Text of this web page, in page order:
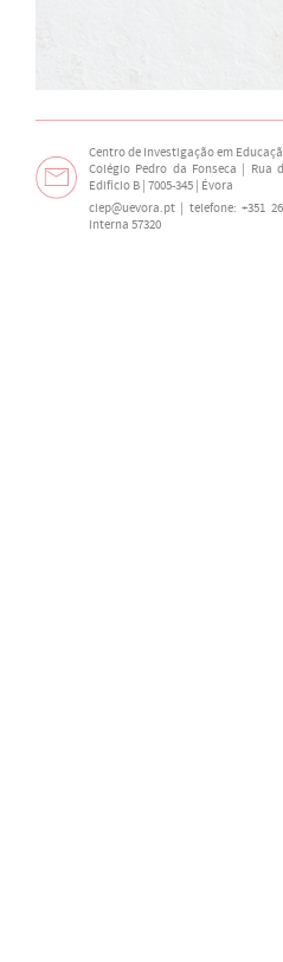
Centro de Investigação em
Colégio Pedro da Fonseca | Rua
Edifício B | 7005-345 | Évora
ciep@uevora.pt | telefone: +351
interna 57320